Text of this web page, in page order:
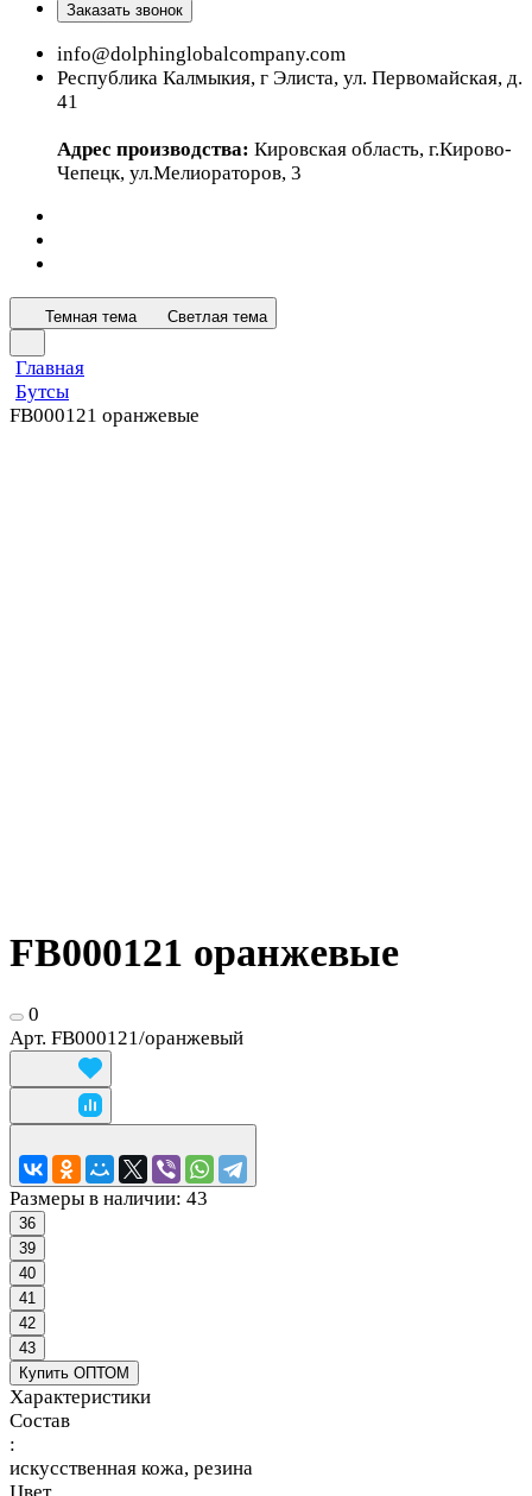
Заказать звонок
info@dolphinglobalcompany.com
Республика Калмыкия, г Элиста, ул. Первомайская, д.
41
Адрес производства: Кировская область, г.Кирово-
Чепецк, ул.Мелиораторов, 3
Темная тема Светлая тема
Главная
Бутсы
FB000121 оранжевые
FB000121 оранжевые
0
Арт. FB000121/оранжевый
Размеры в наличии: 43
36
39
40
41
42
43
Купить ОПТОМ
Характеристики
Состав
:
искусственная кожа, резина
Цвет